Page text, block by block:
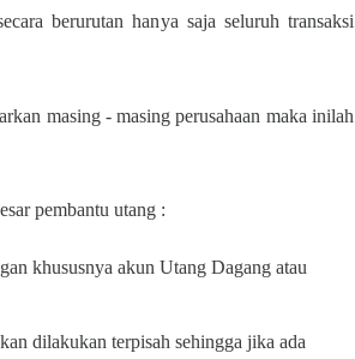
berurutan hanya saja seluruh transaksi
masing - masing perusahaan maka inilah
pembantu utang :
khususnya akun Utang Dagang atau
dilakukan terpisah sehingga jika ada